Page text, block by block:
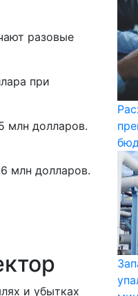
разовые
при
млн долларов.
млн долларов.
и убытках